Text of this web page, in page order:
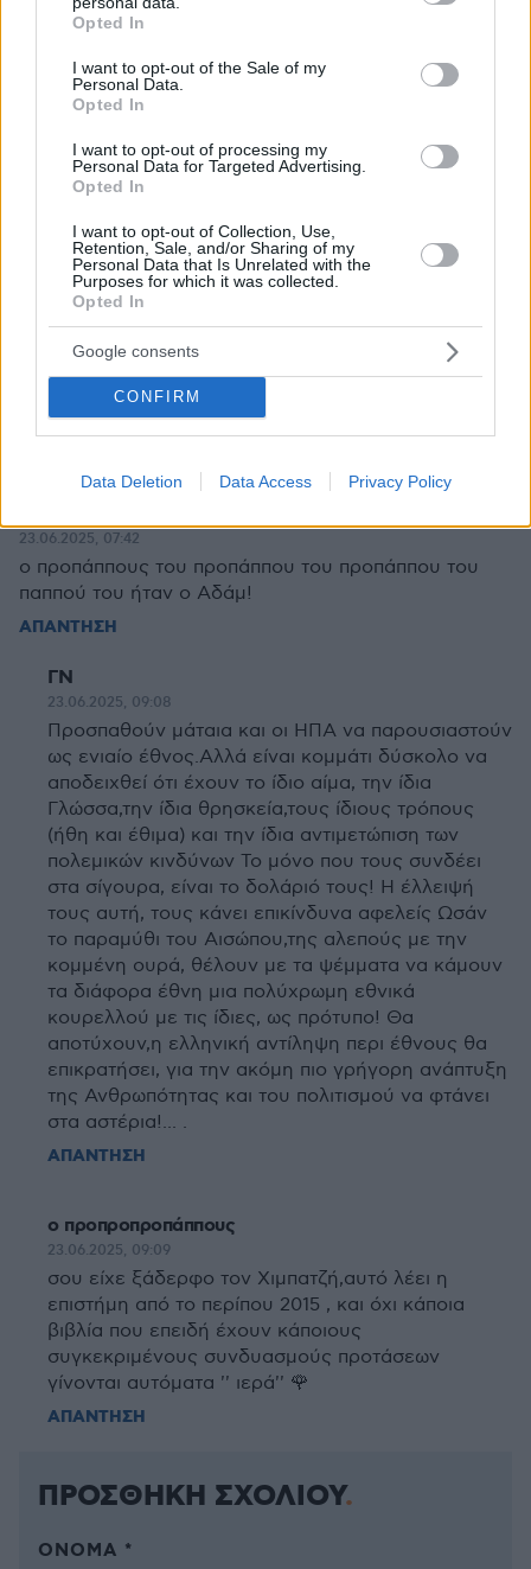
grant or deny consent to Google and its third-party tags to
use your data for below specified purposes in below Google
consent section.
Opted In
I want to opt-out of the Sale of my
Personal Data.
Opted In
I want to opt-out of processing my
Personal Data for Targeted Advertising.
Opted In
I want to opt-out of Collection, Use,
Retention, Sale, and/or Sharing of my
Personal Data that Is Unrelated with the
Purposes for which it was collected.
Opted In
Google consents
CONFIRM
Data Deletion Data Access Privacy Policy
ΑΠΑΝΤΗΣΗ
Βρε αγράμματοι
23.06.2025, 08:09
Του πάπα Λέοντος (ή έστω Λέοντα στη δημοτική). Το
όνομα κλίνεται κανονικά. Σαν το ζώδιο. Δεν είναι
δύσκολο.
ΑΠΑΝΤΗΣΗ
Ελληνικά
23.06.2025, 08:07
Η λέξη Λέων κλίνεται.
23.06.2025, 07:42
ο προπάππους του προπάππου του προπάππου του
παππού του ήταν ο Αδάμ!
ΑΠΑΝΤΗΣΗ
ΓΝ
23.06.2025, 09:08
Προσπαθούν μάταια και οι ΗΠΑ να παρουσιαστούν
ως ενιαίο έθνος.Αλλά είναι κομμάτι δύσκολο να
αποδειχθεί ότι έχουν το ίδιο αίμα, την ίδια
Γλώσσα,την ίδια θρησκεία,τους ίδιους τρόπους
(ήθη και έθιμα) και την ίδια αντιμετώπιση των
πολεμικών κινδύνων Το μόνο που τους συνδέει
στα σίγουρα, είναι το δολάριό τους! Η έλλειψή
τους αυτή, τους κάνει επικίνδυνα αφελείς Ωσάν
το παραμύθι του Αισώπου,της αλεπούς με την
κομμένη ουρά, θέλουν με τα ψέμματα να κάμουν
τα διάφορα έθνη μια πολύχρωμη εθνικά
κουρελλού με τις ίδιες, ως πρότυπο! Θα
αποτύχουν,η ελληνική αντίληψη περι έθνους θα
επικρατήσει, για την ακόμη πιο γρήγορη ανάπτυξη
της Ανθρωπότητας και του πολιτισμού να φτάνει
στα αστέρια!... .
ΑΠΑΝΤΗΣΗ
ο προπροπροπάππους
23.06.2025, 09:09
σου είχε ξάδερφο τον Χιμπατζή,αυτό λέει η
επιστήμη από το περίπου 2015 , και όχι κάποια
βιβλία που επειδή έχουν κάποιους
συγκεκριμένους συνδυασμούς προτάσεων
γίνονται αυτόματα '' ιερά'' 🌹
ΑΠΑΝΤΗΣΗ
ΠΡΟΣΘΗΚΗ ΣΧΟΛΙΟΥ
ΌΝΟΜΑ *